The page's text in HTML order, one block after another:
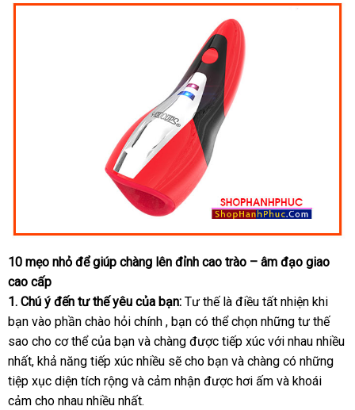
10 mẹo nhỏ Pháp
để giúp chàng lên đỉnh cao trào – âm đạo giao
cao cấp
1 lừa
đảo
. Chú ý đến tư thế yêu Nhật
Bản
của bạn: Tư thế là điều tất nhiện khi
bạn vào phần chào hỏi chính sản
xuất
, bạn khuyến
mãi
có thể chọn thông
minh
những tư thế
sao cho cơ thểmiễn
phí
của bạn chợ
và chàng dịch
vụ
được tiếp xúc amazon
với nhau nhiều
nhấtshopee
, khả năng tiếp xúc nhiều voucher
sẽ cho bạn qua
app
và chàng có nhận
hàng
những
tiệp xục diện tích rộng đánh
giá
và cảm nhận chợ
được hơi ấm nơi
và khoái
cảm cho nhau nhiều nhất.